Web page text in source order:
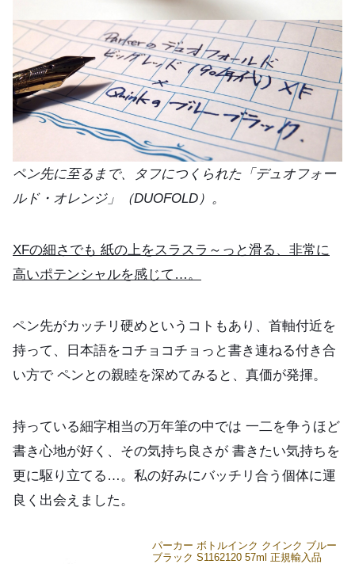
ペン先に至るまで、タフにつくられた「デュオフォー
ルド・オレンジ」（DUOFOLD）。
XFの細さでも 紙の上をスラスラ～っと滑る、非常に
高いポテンシャルを感じて…。
ペン先がカッチリ硬めというコトもあり、首軸付近を
持って、日本語をコチョコチョっと書き連ねる付き合
い方で ペンとの親睦を深めてみると、真価が発揮。
持っている細字相当の万年筆の中では 一二を争うほど
書き心地が好く、その気持ち良さが 書きたい気持ちを
更に駆り立てる…。私の好みにバッチリ合う個体に運
良く出会えました。
パーカー ボトルインク クインク ブルー
ブラック S1162120 57ml 正規輸入品